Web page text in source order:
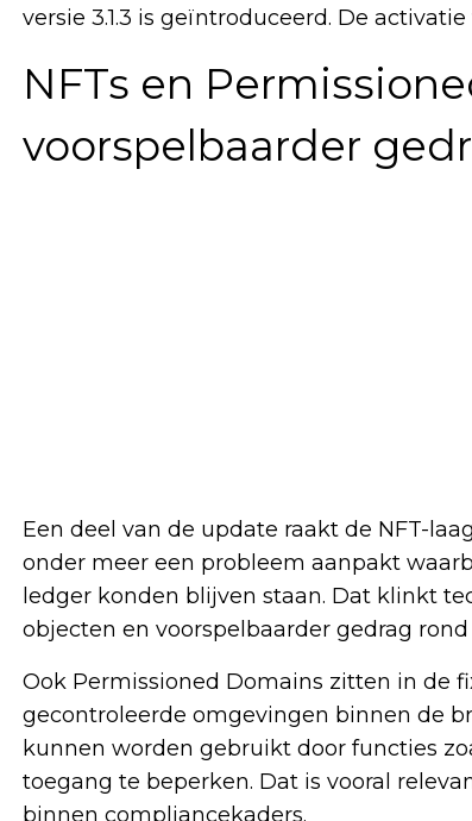
versie 3.1.3 is geïntroduceerd. De
NFTs en
voorspelbaarder
Een deel van de update raakt de NFT-
onder meer een probleem aanpakt
ledger konden blijven staan. Dat klinkt
objecten en voorspelbaarder gedrag
Ook Permissioned Domains zitten in de
gecontroleerde omgevingen binnen de
kunnen worden gebruikt door functies
toegang te beperken. Dat is vooral
binnen compliancekaders.